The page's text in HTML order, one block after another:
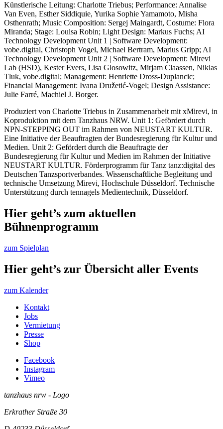
Künstlerische Leitung: Charlotte Triebus; Performance: Annalise
Van Even, Esther Siddiquie, Yurika Sophie Yamamoto, Misha
Osthenrath; Music Composition: Sergej Maingardt, Costume: Flora
Miranda; Stage: Louisa Robin; Light Design: Markus Fuchs; AI
Technology Development Unit 1 | Software Development:
vobe.digital, Christoph Vogel, Michael Bertram, Marius Gripp; AI
Technology Development Unit 2 | Software Development: Mirevi
Lab (HSD), Kester Evers, Lisa Glosowitz, Mirjam Claassen, Niklas
Tluk, vobe.digital; Management: Henriette Dross-Duplancic;
Financial Management: Ivana Družetić-Vogel; Design Assistance:
Julie Farré, Machiel J. Borger.
Produziert von Charlotte Triebus in Zusammenarbeit mit xMirevi, in
Koproduktion mit dem Tanzhaus NRW. Unit 1: Gefördert durch
NPN-STEPPING OUT im Rahmen von NEUSTART KULTUR.
Eine Initiative der Beauftragten der Bundesregierung für Kultur und
Medien. Unit 2: Gefördert durch die Beauftragte der
Bundesregierung für Kultur und Medien im Rahmen der Initiative
NEUSTART KULTUR. Förderprogramm für Tanz tanz:digital des
Deutschen Tanzsportverbandes. Wissenschaftliche Begleitung und
technische Umsetzung Mirevi, Hochschule Düsseldorf. Technische
Unterstützung durch tennagels Medientechnik, Düsseldorf.
Hier geht’s zum aktuellen
Bühnenprogramm
zum Spielplan
Hier geht’s zur Übersicht aller Events
zum Kalender
Kontakt
Jobs
Vermietung
Presse
Shop
Facebook
Instagram
Vimeo
tanzhaus nrw - Logo
Erkrather Straße 30